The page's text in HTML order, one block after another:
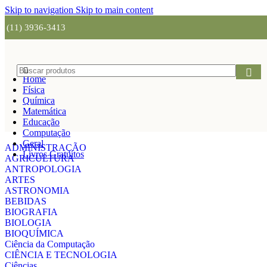
Skip to navigation Skip to main content
(11) 3936-3413
Home
Física
Química
Matemática
Educação
Computação
Geral
Livros Gratuítos
ADMINISTRAÇÃO
AGRICULTURA
ANTROPOLOGIA
ARTES
ASTRONOMIA
BEBIDAS
BIOGRAFIA
BIOLOGIA
BIOQUÍMICA
Ciência da Computação
CIÊNCIA E TECNOLOGIA